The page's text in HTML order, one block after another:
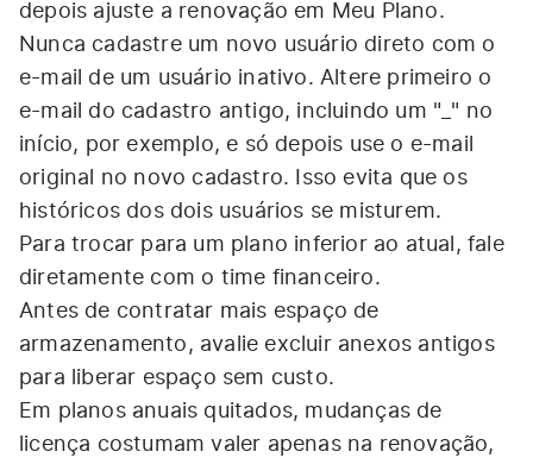
depois ajuste a renovação em Meu Plano.
Nunca cadastre um novo usuário direto com o
e-mail de um usuário inativo. Altere primeiro o
e-mail do cadastro antigo, incluindo um "_" no
início, por exemplo, e só depois use o e-mail
original no novo cadastro. Isso evita que os
históricos dos dois usuários se misturem.
Para trocar para um plano inferior ao atual, fale
diretamente com o time financeiro.
Antes de contratar mais espaço de
armazenamento, avalie excluir anexos antigos
para liberar espaço sem custo.
Em planos anuais quitados, mudanças de
licença costumam valer apenas na renovação,